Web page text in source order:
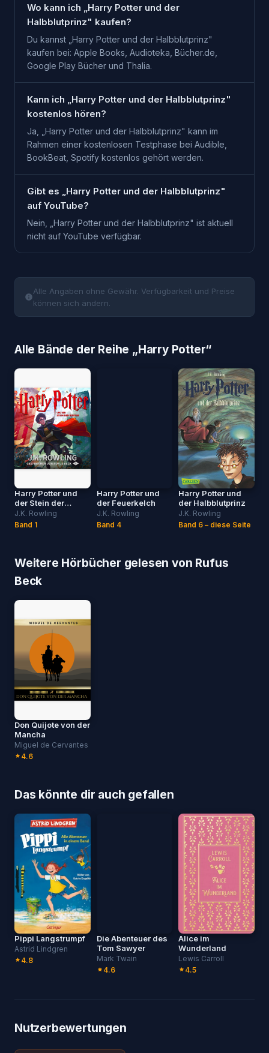
Wo kann ich „Harry Potter und der
Halbblutprinz" kaufen?
Du kannst „Harry Potter und der Halbblutprinz"
kaufen bei: Apple Books, Audioteka, Bücher.de,
Google Play Bücher und Thalia.
Kann ich „Harry Potter und der Halbblutprinz"
kostenlos hören?
Ja, „Harry Potter und der Halbblutprinz" kann im
Rahmen einer kostenlosen Testphase bei Audible,
BookBeat, Spotify kostenlos gehört werden.
Gibt es „Harry Potter und der Halbblutprinz"
auf YouTube?
Nein, „Harry Potter und der Halbblutprinz" ist aktuell
nicht auf YouTube verfügbar.
Alle Angaben ohne Gewähr. Verfügbarkeit und Preise
können sich ändern.
Alle Bände der Reihe „Harry Potter“
Harry Potter und
der Stein der
Weisen
J.K. Rowling
Band 1
Harry Potter und
der Feuerkelch
J.K. Rowling
Band 4
Harry Potter und
der Halbblutprinz
J.K. Rowling
Band 6 – diese Seite
Weitere Hörbücher gelesen von Rufus
Beck
Don Quijote von der
Mancha
Miguel de Cervantes
4.6
Das könnte dir auch gefallen
Pippi Langstrumpf
Astrid Lindgren
4.8
Die Abenteuer des
Tom Sawyer
Mark Twain
4.6
Alice im
Wunderland
Lewis Carroll
4.5
Nutzerbewertungen